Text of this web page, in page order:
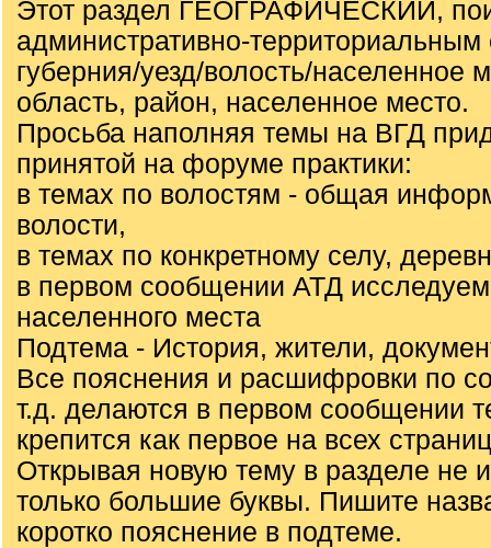
Этот раздел ГЕОГРАФИЧЕСКИЙ,
административно-
губерния/уезд/волость/населенное
область, район, населенное место.
Просьба наполняя темы на ВГД
принятой на форуме практики:
в темах по волостям - общая
волости,
в темах по конкретному селу,
в первом сообщении АТД
населенного места
Подтема - История, жители,
Все пояснения и расшифровки по
т.д. делаются в первом сообщении
крепится как первое на всех
Открывая новую тему в разделе не
только большие буквы. Пишите
коротко пояснение в подтеме.